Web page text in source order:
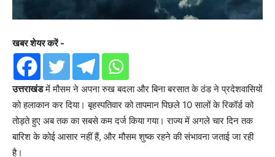
खबर शेयर करें -
उत्तराखंडमें मौसम ने अपना रुख बदला और बिना बरसात के ठंड ने प्रदेशवासियों
को हलाकान कर दिया। बृहस्पतिवार को तापमान पिछले 10 सालों के रिकॉर्ड को
तोड़ते हुए अब तक का सबसे कम दर्ज किया गया। राज्य में अगले चार दिन तक
बारिश के कोई आसार नहीं हैं, और मौसम शुष्क रहने की संभावना जताई जा रही
है।